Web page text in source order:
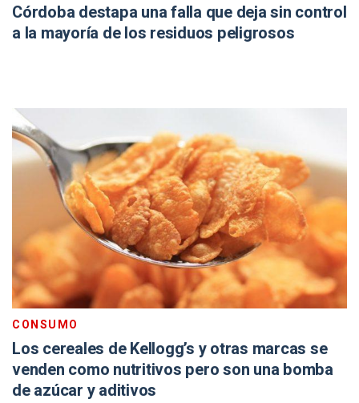
Córdoba destapa una falla que deja sin control
a la mayoría de los residuos peligrosos
CONSUMO
Los cereales de Kellogg’s y otras marcas se
venden como nutritivos pero son una bomba
de azúcar y aditivos